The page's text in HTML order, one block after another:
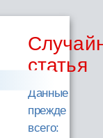
статья
Данные
прежде
всего: